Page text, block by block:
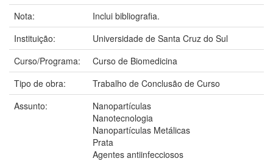
Nota:
Inclui bibliografia.
Instituição:
Universidade de Santa Cruz do Sul
Curso/Programa:
Curso de Biomedicina
Tipo de obra:
Trabalho de Conclusão de Curso
Assunto:
Nanopartículas
Nanotecnologia
Nanopartículas Metálicas
Prata
Agentes antiinfecciosos